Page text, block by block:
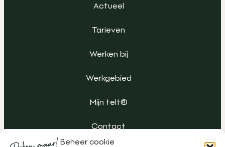
Beheer cookie
Actueel
Tarieven
Werken bij
Werkgebied
Mijn telt®
Contact